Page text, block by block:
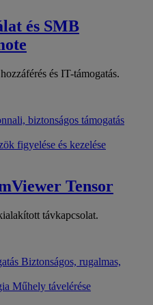
és SMB
és IT-támogatás.
biztonságos támogatás
figyelése és kezelése
Tensor
távkapcsolat.
Biztonságos, rugalmas,
Műhely távelérése